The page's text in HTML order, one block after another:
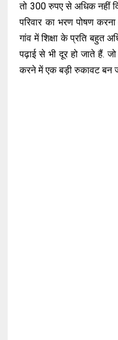
तो 300 रुपए से अधिक नहीं
परिवार का भरण पोषण
गांव में शिक्षा के प्रति बहुत
पढ़ाई से भी दूर हो जाते हैं.
करने में एक बड़ी रुकावट बन